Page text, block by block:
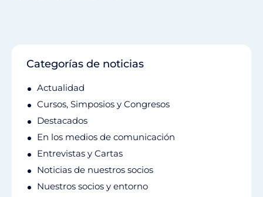
Categorías de noticias
Actualidad
Cursos, Simposios y Congresos
Destacados
En los medios de comunicación
Entrevistas y Cartas
Noticias de nuestros socios
Nuestros socios y entorno